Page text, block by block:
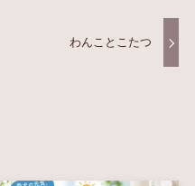
わんことこたつ